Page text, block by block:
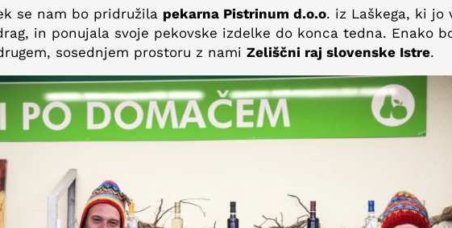
se nam bo pridružila pekarna Pistrinum d.o.o. iz Laškega, ki jo
in ponujala svoje pekovske izdelke do konca tedna. Enako
sosednjem prostoru z nami Zeliščni raj slovenske Istre.